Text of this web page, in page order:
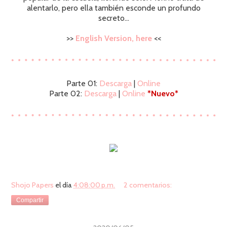
alentarlo, pero ella también esconde un profundo
secreto...
>> English Version, here<<
Parte 01: Descarga | Online
Parte 02: Descarga| Online *Nuevo*
Shojo Papers el día4:08:00 p.m. 2 comentarios:
Compartir